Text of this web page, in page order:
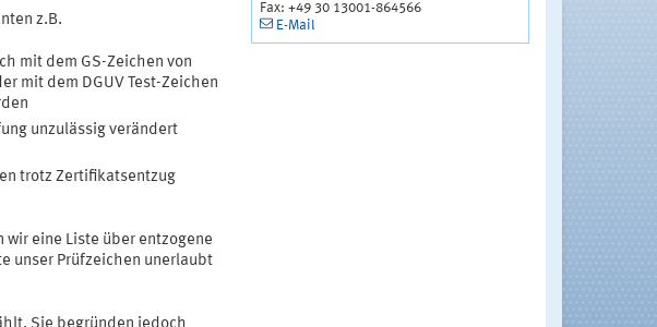
z.B.
mit dem GS-Zeichen von
mit dem DGUV Test-Zeichen
unzulässig verändert
trotz Zertifikatsentzug
eine Liste über entzogene
unser Prüfzeichen unerlaubt
Fax: +49 30 13001-864566
E-Mail